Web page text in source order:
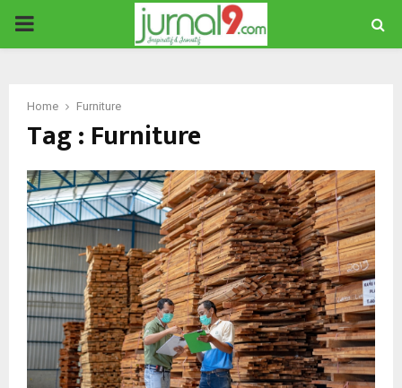
PRIMARY
Home Furniture
Tag : Furniture